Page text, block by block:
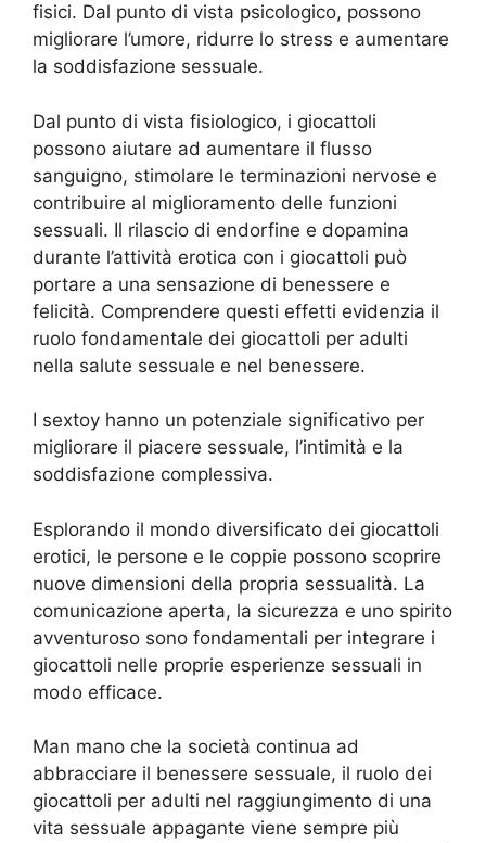
fisici. Dal punto di vista psicologico, possono
migliorare l’umore, ridurre lo stress e aumentare
la soddisfazione sessuale.
Dal punto di vista fisiologico, i giocattoli
possono aiutare ad aumentare il flusso
sanguigno, stimolare le terminazioni nervose e
contribuire al miglioramento delle funzioni
sessuali. Il rilascio di endorfine e dopamina
durante l’attività erotica con i giocattoli può
portare a una sensazione di benessere e
felicità. Comprendere questi effetti evidenzia il
ruolo fondamentale dei giocattoli per adulti
nella salute sessuale e nel benessere.
I sextoy hanno un potenziale significativo per
migliorare il piacere sessuale, l’intimità e la
soddisfazione complessiva.
Esplorando il mondo diversificato dei giocattoli
erotici, le persone e le coppie possono scoprire
nuove dimensioni della propria sessualità. La
comunicazione aperta, la sicurezza e uno spirito
avventuroso sono fondamentali per integrare i
giocattoli nelle proprie esperienze sessuali in
modo efficace.
Man mano che la società continua ad
abbracciare il benessere sessuale, il ruolo dei
giocattoli per adulti nel raggiungimento di una
vita sessuale appagante viene sempre più